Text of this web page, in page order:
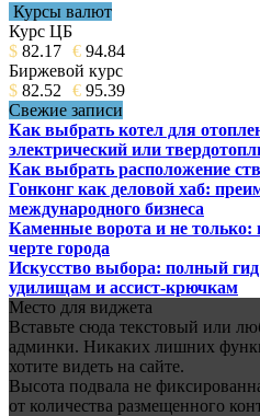
Курсы валют
Курс ЦБ
$ 82.17 € 94.84
Биржевой курс
$ 82.52 € 95.39
Свежие записи
Как выбрать котел для
электрический или
Как выбрать расположение
Гонконг как деловой хаб:
международного бизнеса
Каменные ворота и не
черте города
Искусство выбора: полный
удилищам и ассист-крючкам
Место для виджета
Вставьте сюда текстовый или
админки. Никаких лишних
хотите видеть на сайте.
Высота подвала не
от количества размещенного